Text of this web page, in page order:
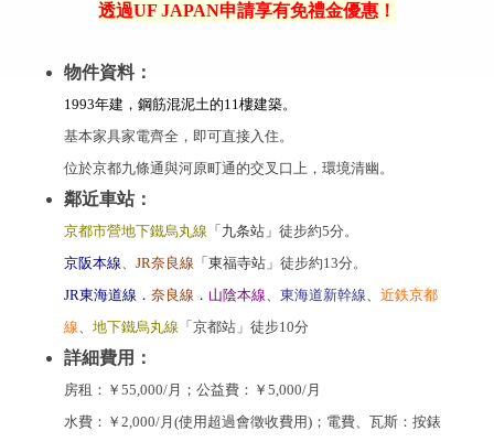
透過UF JAPAN申請享有免禮金優惠！
物件資料：
1993年建，鋼筋混泥土的11樓建築。
基本家具家電齊全，即可直接入住。
位於京都九條通與河原町通的交叉口上，環境清幽。
鄰近車站：
京都市營地下鐵烏丸線 「九条站」徒步約5分。
京阪本線、JR奈良線 「東福寺站」徒步約13分。
JR東海道線．奈良線 ． 山陰本線、東海道新幹線、近鉄京都
線、地下鐵烏丸線 「京都站」徒步10分
詳細費用：
房租：￥55,000/月；公益費： ￥5,000/月
水費： ￥2,000/月(使用超過會徵收費用) ；電費、瓦斯：按錶